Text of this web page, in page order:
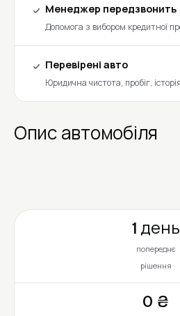
Менеджер передзвонить
Допомога з вибором кредитної
Перевірені авто
Юридична чистота, пробіг,
Опис автомобіля
1 день
попереднє
рішення
0 ₴